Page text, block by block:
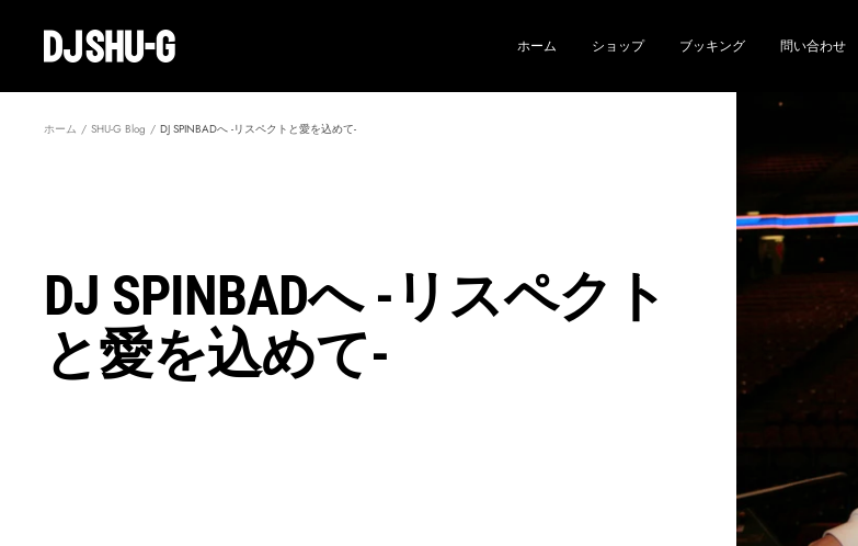
ツ
ホーム ショップ ブッキング 問い合わせ
Create
Record
ホーム SHU-G Blog DJ SPINBADへ -リスペクトと愛を込めて-
DJ SPINBADへ -リスペクト
と愛を込めて-